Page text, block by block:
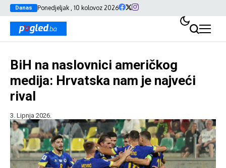
Danas Ponedjeljak , 10 kolovoz 2026
BiH na naslovnici američkog
medija: Hrvatska nam je najveći
rival
3. Lipnja 2026.